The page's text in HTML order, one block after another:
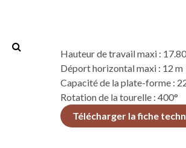
Hauteur de travail maxi :
Déport horizontal maxi : 12 m
Capacité de la plate-forme :
Rotation de la tourelle : 400°
Télécharger la fiche